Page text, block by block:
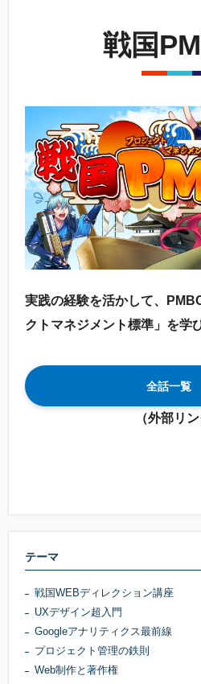
戦国
実践の経験を活かして、
クトマネジメント標準」を学
全話一覧
（外部リン
テーマ
戦国WEBディレクション講座
UXデザイン超入門
Googleアナリティクス最前線
プロジェクト管理の鉄則
Web制作と著作権